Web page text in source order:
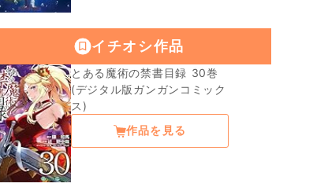
イチオシ作品
とある魔術の禁書目録 30巻
(デジタル版ガンガンコミック
ス)
作品を見る